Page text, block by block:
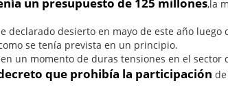
,la
declarado desierto en mayo de este año
se tenía prevista en un principio.
un momento de duras tensiones en el sector
que prohibía la participación